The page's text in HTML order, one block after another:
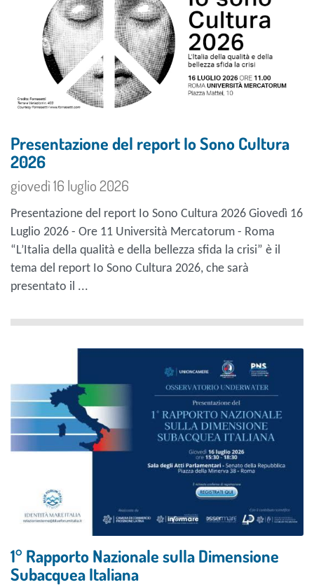
Presentazione del report Io Sono Cultura
2026
giovedì 16 luglio 2026
Presentazione del report Io Sono Cultura 2026 Giovedì 16
Luglio 2026 - Ore 11 Università Mercatorum - Roma
“L’Italia della qualità e della bellezza sfida la crisi” è il
tema del report Io Sono Cultura 2026, che sarà
presentato il ...
1° Rapporto Nazionale sulla Dimensione
Subacquea Italiana